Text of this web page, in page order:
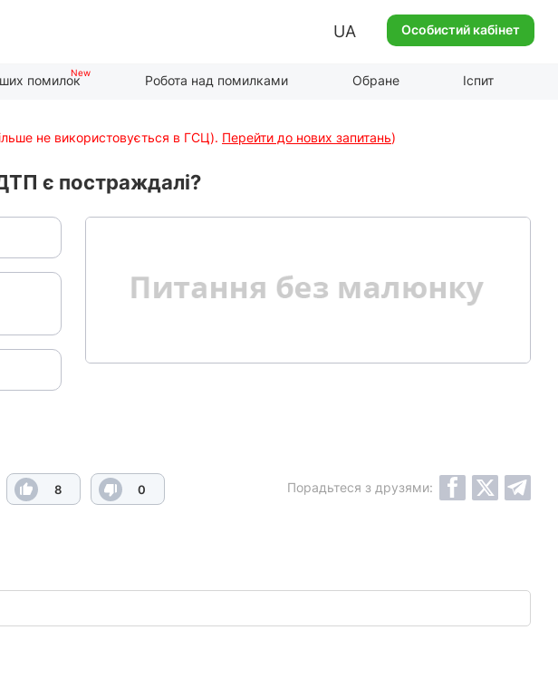
UA Особистий кабінет
помилок Робота над помилками Обране Іспит
не використовується в ГСЦ). Перейти до нових запитань)
є постраждалі?
8 0 Порадьтеся з друзями: